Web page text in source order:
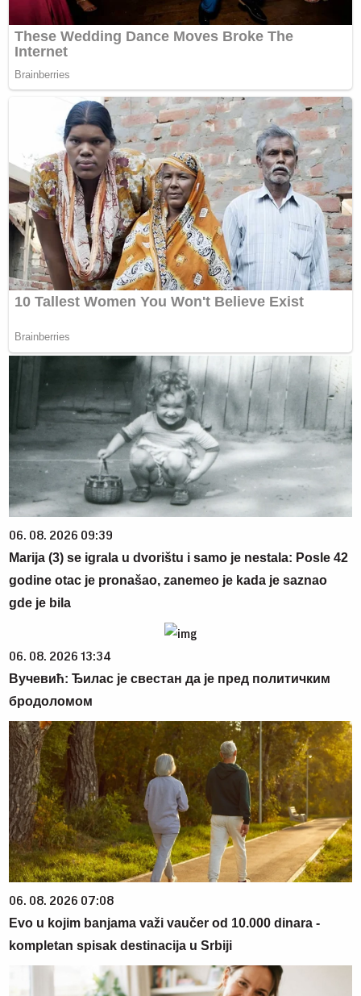
06. 08. 2026 09:39
Marija (3) se igrala u dvorištu i samo je nestala: Posle 42
godine otac je pronašao, zanemeo je kada je saznao
gde je bila
06. 08. 2026 13:34
Вучевић: Ђилас је свестан да је пред политичким
бродоломом
06. 08. 2026 07:08
Evo u kojim banjama važi vaučer od 10.000 dinara -
kompletan spisak destinacija u Srbiji